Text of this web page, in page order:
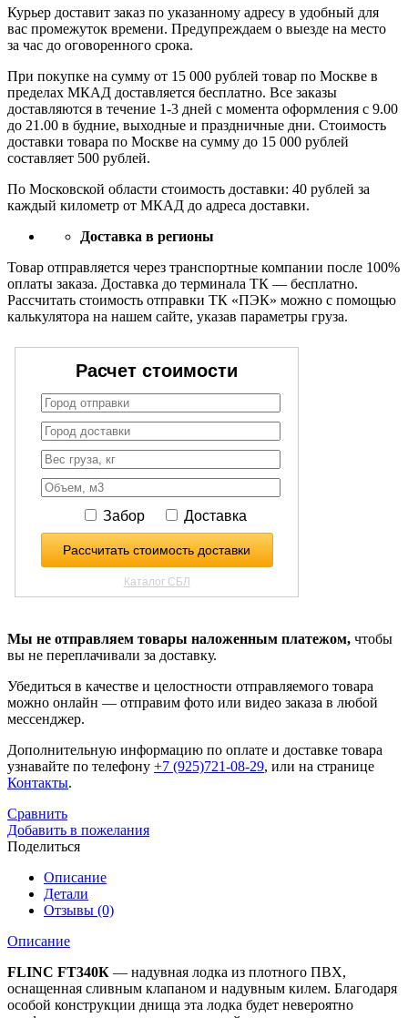
Курьер доставит заказ по указанному адресу в удобный для
вас промежуток времени. Предупреждаем о выезде на место
за час до оговоренного срока.
При покупке на сумму от 15 000 рублей товар по Москве в
пределах МКАД доставляется бесплатно. Все заказы
доставляются в течение 1-3 дней с момента оформления с 9.00
до 21.00 в будние, выходные и праздничные дни. Стоимость
доставки товара по Москве на сумму до 15 000 рублей
составляет 500 рублей.
По Московской области стоимость доставки: 40 рублей за
каждый километр от МКАД до адреса доставки.
Доставка в регионы
Товар отправляется через транспортные компании после 100%
оплаты заказа. Доставка до терминала ТК — бесплатно.
Рассчитать стоимость отправки ТК «ПЭК» можно с помощью
калькулятора на нашем сайте, указав параметры груза.
Мы не отправляем товары наложенным платежом, чтобы
вы не переплачивали за доставку.
Убедиться в качестве и целостности отправляемого товара
можно онлайн — отправим фото или видео заказа в любой
мессенджер.
Дополнительную информацию по оплате и доставке товара
узнавайте по телефону +7 (925)721-08-29, или на странице
Контакты.
Сравнить
Добавить в пожелания
Поделиться
Описание
Детали
Отзывы (0)
Описание
FLINC FT340К — надувная лодка из плотного ПВХ,
оснащенная сливным клапаном и надувным килем. Благодаря
особой конструкции днища эта лодка будет невероятно